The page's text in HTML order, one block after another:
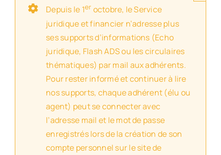
Depuis le 1er octobre, le Service
juridique et financier n’adresse plus
ses supports d’informations (Echo
juridique, Flash ADS ou les circulaires
thématiques) par mail aux adhérents.
Pour rester informé et continuer à lire
nos supports, chaque adhérent (élu ou
agent) peut se connecter avec
l’adresse mail et le mot de passe
enregistrés lors de la création de son
compte personnel sur le site de